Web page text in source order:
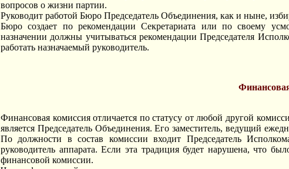
вопросов о жизни партии.
Руководит работой Бюро Председатель Объединения, как и ныне,
Бюро создает по рекомендации Секретариата или по своему
назначении должны учитываться рекомендации Председателя
работать назначаемый руководитель.
Финансовая комиссия отличается по статусу от любой другой
является Председатель Объединения. Его заместитель, ведущий
По должности в состав комиссии входит Председатель
руководитель аппарата. Если эта традиция будет нарушена, что
финансовой комиссии.